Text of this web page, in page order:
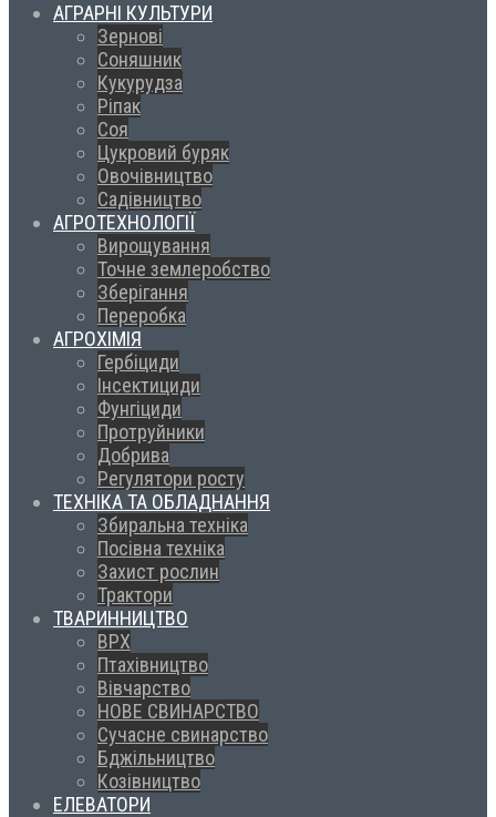
АГРАРНІ КУЛЬТУРИ
Зернові
Соняшник
Кукурудза
Ріпак
Соя
Цукровий буряк
Овочівництво
Садівництво
АГРОТЕХНОЛОГІЇ
Вирощування
Точне землеробство
Зберігання
Переробка
АГРОХІМІЯ
Гербіциди
Інсектициди
Фунгіциди
Протруйники
Добрива
Регулятори росту
ТЕХНІКА ТА ОБЛАДНАННЯ
Збиральна техніка
Посівна техніка
Захист рослин
Трактори
ТВАРИННИЦТВО
ВРХ
Птахівництво
Вівчарство
НОВЕ СВИНАРСТВО
Сучасне свинарство
Бджільництво
Козівництво
ЕЛЕВАТОРИ